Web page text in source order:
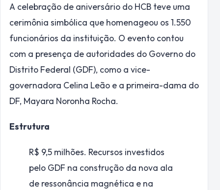
A celebração de aniversário do HCB teve uma
cerimônia simbólica que homenageou os 1.550
funcionários da instituição. O evento contou
com a presença de autoridades do Governo do
Distrito Federal (GDF), como a vice-
governadora Celina Leão e a primeira-dama do
DF, Mayara Noronha Rocha.
Estrutura
R$ 9,5 milhões. Recursos investidos
pelo GDF na construção da nova ala
de ressonância magnética e na